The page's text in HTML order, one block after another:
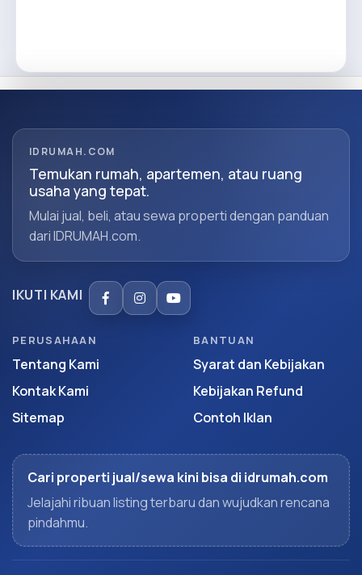
IDRUMAH.COM
Temukan rumah, apartemen, atau ruang
usaha yang tepat.
Mulai jual, beli, atau sewa properti dengan panduan
dari IDRUMAH.com.
IKUTI KAMI
PERUSAHAAN
Tentang Kami
Kontak Kami
Sitemap
BANTUAN
Syarat dan Kebijakan
Kebijakan Refund
Contoh Iklan
Cari properti jual/sewa kini bisa di idrumah.com
Jelajahi ribuan listing terbaru dan wujudkan rencana
pindahmu.